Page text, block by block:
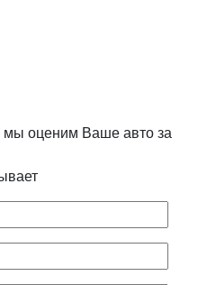
оценим Ваше авто за